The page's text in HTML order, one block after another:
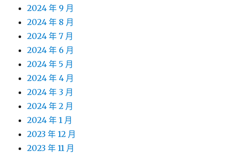
2024 年 9 月
2024 年 8 月
2024 年 7 月
2024 年 6 月
2024 年 5 月
2024 年 4 月
2024 年 3 月
2024 年 2 月
2024 年 1 月
2023 年 12 月
2023 年 11 月